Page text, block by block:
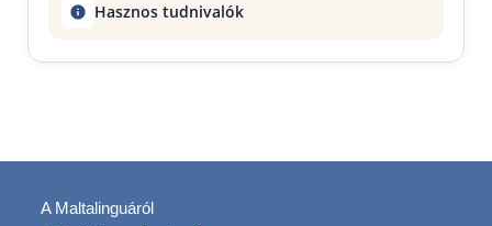
Hasznos tudnivalók
A Maltalinguáról